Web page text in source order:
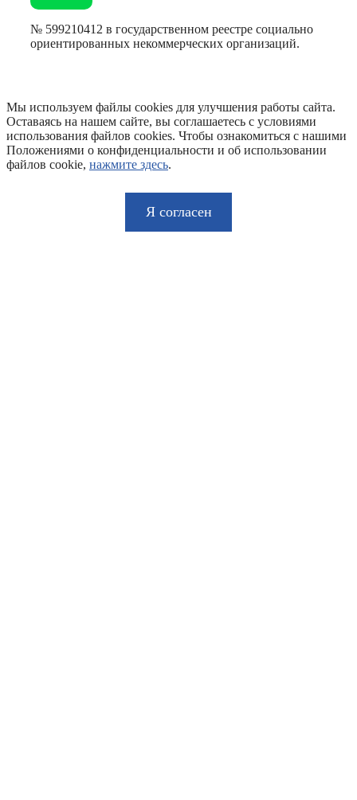
№ 599210412 в государственном реестре социально
ориентированных некоммерческих организаций.
Мы используем файлы cookies для улучшения работы сайта.
Оставаясь на нашем сайте, вы соглашаетесь с условиями
использования файлов cookies. Чтобы ознакомиться с нашими
Положениями о конфиденциальности и об использовании
файлов cookie, нажмите здесь.
Я согласен